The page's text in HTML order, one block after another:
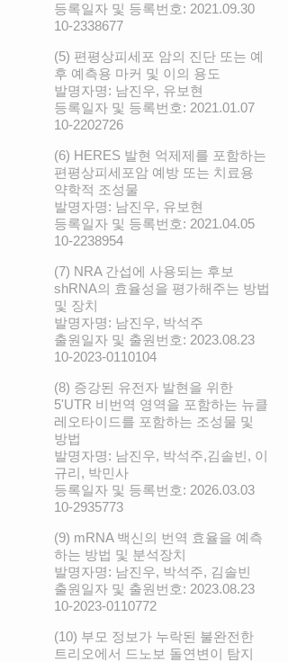
등록일자 및 등록번호: 2021.09.30
10-2338677
(5) 편평상피세포 암의 진단 또는 예
후 예측용 마커 및 이의 용도
발명자명: 남진우, 유보현
등록일자 및 등록번호: 2021.01.07
10-2202726
(6) HERES 발현 억제제를 포함하는
편평상피세포암 예방 또는 치료용
약학적 조성물
발명자명: 남진우, 유보현
등록일자 및 등록번호: 2021.04.05
10-2238954
(7) NRA 간섭에 사용되는 후보
shRNA의 효율성을 평가해주는 방법
및 장치
발명자명: 남진우, 박석주
출원일자 및 출원번호: 2023.08.23
10-2023-0110104
(8) 증강된 유전자 발현을 위한
5'UTR 비번역 영역을 포함하는 뉴클
레오타이드를 포함하는 조성물 및
방법
발명자명: 남진우, 박석주,김솔빈, 이
규리, 박민사
등록일자 및 등록번호: 2026.03.03
10-2935773
(9) mRNA 백신의 번역 효율을 예측
하는 방법 및 분석장치
발명자명: 남진우, 박석주, 김솔빈
출원일자 및 출원번호: 2023.08.23
10-2023-0110772
(10) 부모 정보가 누락된 불완전한
트리오에서 드노보 돌연변이 탐지